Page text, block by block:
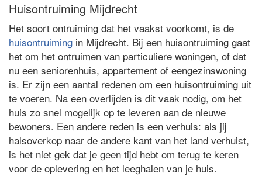
Huisontruiming Mijdrecht
Het soort ontruiming dat het vaakst voorkomt, is de
huisontruiming in Mijdrecht. Bij een huisontruiming gaat
het om het ontruimen van particuliere woningen, of dat
nu een seniorenhuis, appartement of eengezinswoning
is. Er zijn een aantal redenen om een huisontruiming uit
te voeren. Na een overlijden is dit vaak nodig, om het
huis zo snel mogelijk op te leveren aan de nieuwe
bewoners. Een andere reden is een verhuis: als jij
halsoverkop naar de andere kant van het land verhuist,
is het niet gek dat je geen tijd hebt om terug te keren
voor de oplevering en het leeghalen van je huis.